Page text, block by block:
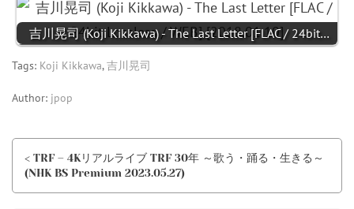
吉川晃司 (Koji Kikkawa) - The Last Letter [FLAC / 24bit…
Tags: Koji Kikkawa,吉川晃司
Author: jpop
< TRF – 4Kリアルライブ TRF 30年 ～歌う・踊る・生きる～
(NHK BS Premium 2023.05.27)